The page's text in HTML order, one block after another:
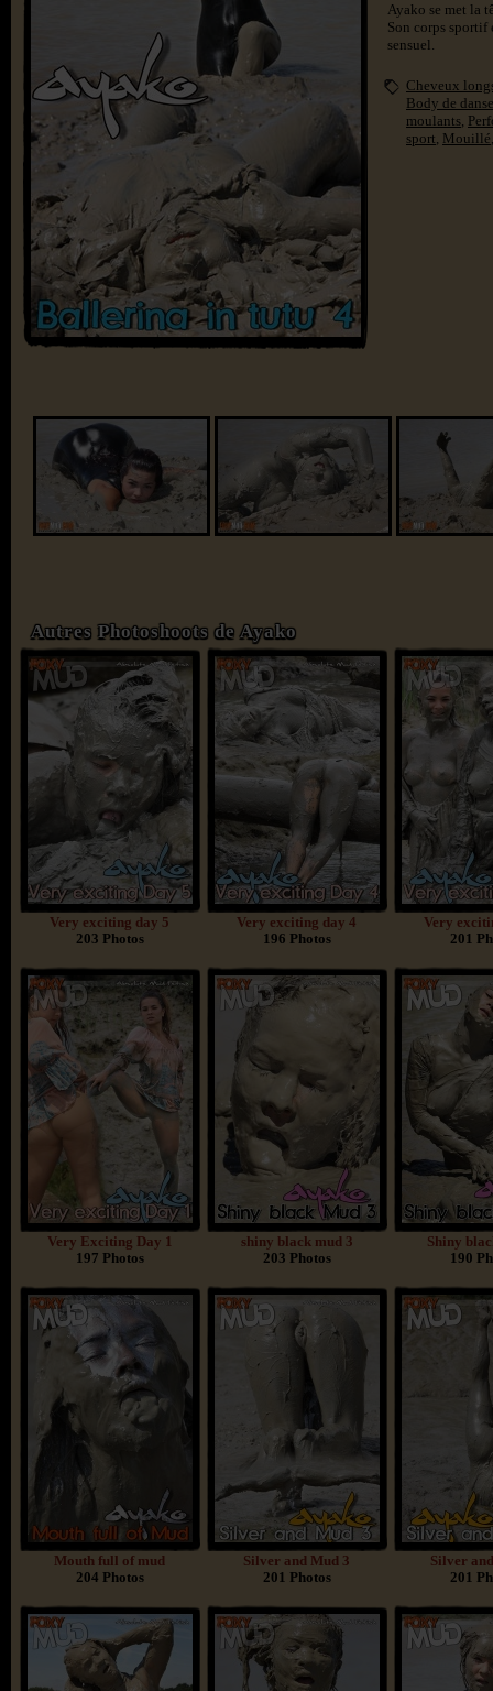
Ayako se met la
Son corps sportif
sensuel.
Cheveux
Body de danse
moulants,
sport, Mouillé
Autres Photoshoots de Ayako
Very exciting day 5
203 Photos
Very exciting day 4
196 Photos
Very
201
Very Exciting Day 1
197 Photos
shiny black mud 3
203 Photos
Shiny
190
Mouth full of mud
204 Photos
Silver and Mud 3
201 Photos
Silver
201